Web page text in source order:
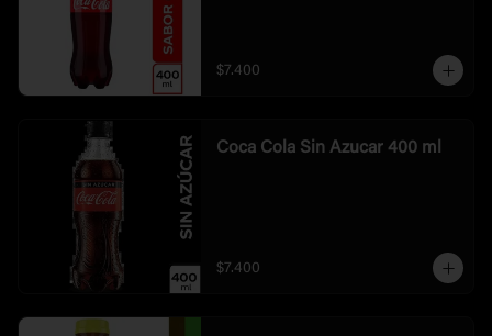
$7.400
Coca Cola Sin Azucar 400 ml
$7.400